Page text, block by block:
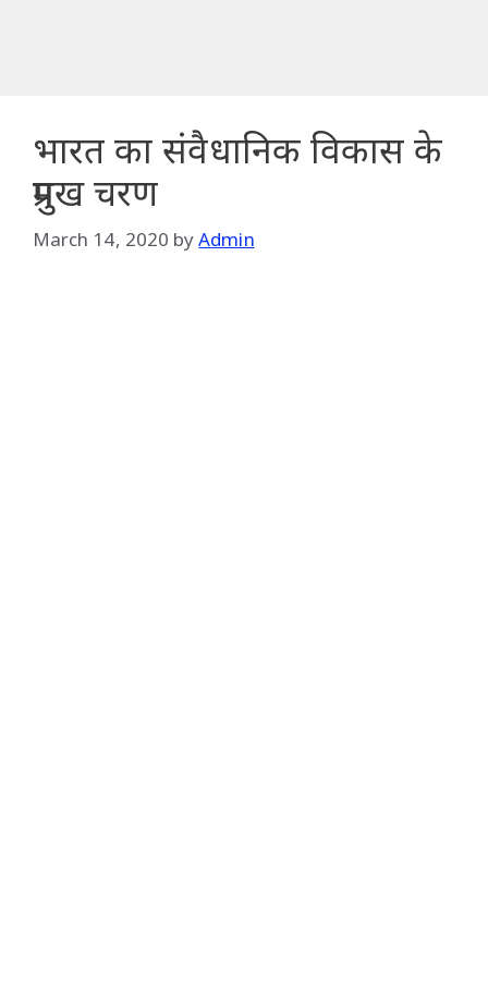
भारत का संवैधानिक विकास के
प्रमुख चरण
March 14, 2020 byAdmin